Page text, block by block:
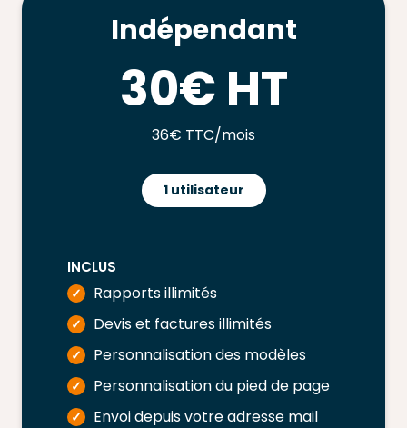
Indépendant
30€ HT
36€ TTC/mois
1 utilisateur
INCLUS
✓ Rapports illimités
✓ Devis et factures illimités
✓ Personnalisation des modèles
✓ Personnalisation du pied de page
✓ Envoi depuis votre adresse mail